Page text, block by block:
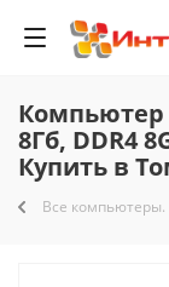
Компьютер
8Гб, DDR4
Купить в
Все компьютеры.